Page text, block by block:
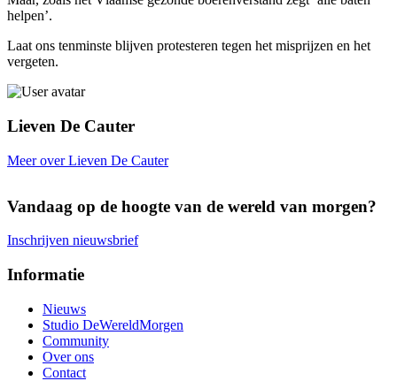
helpen’.
Laat ons tenminste blijven protesteren tegen het misprijzen en het
vergeten.
Lieven De Cauter
Meer over Lieven De Cauter
Vandaag op de hoogte van de wereld van morgen?
Inschrijven nieuwsbrief
Informatie
Voet
Nieuws
Studio DeWereldMorgen
Community
Over ons
Contact